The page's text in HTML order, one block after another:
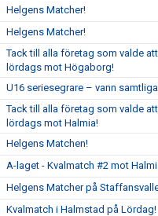
Helgens Matcher!
Helgens Matcher!
Tack till alla företag som valde
lördags mot Högaborg!
U16 seriesegrare – vann
Tack till alla företag som valde
lördags mot Halmia!
Helgens Matchen!
A-laget - Kvalmatch #2 mot
Helgens Matcher på
Kvalmatch i Halmstad på Lördag!